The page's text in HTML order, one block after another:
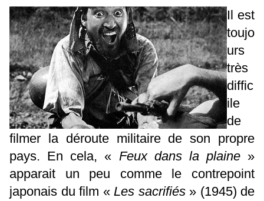
Il est
toujo
urs
très
diffic
ile
de
filmer la déroute militaire de son propre
pays. En cela, « Feux dans la plaine»
apparait un peu comme le contrepoint
japonais du film « Les sacrifiés» (1945) de